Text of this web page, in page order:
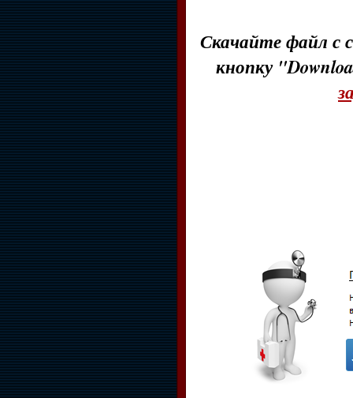
Скачайте файл с
кнопку